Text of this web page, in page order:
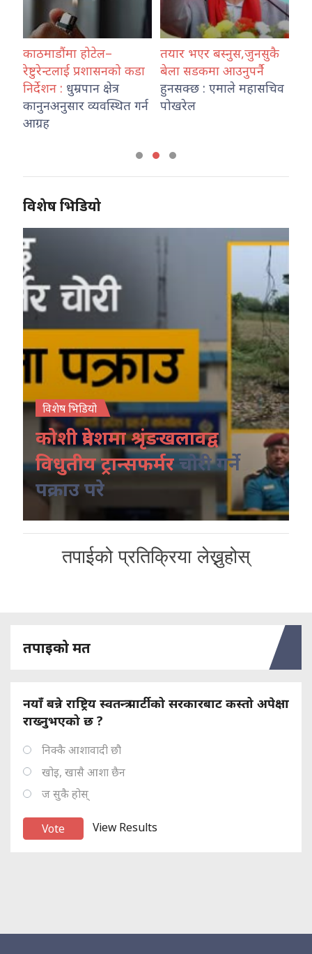
काठमाडौंमा होटेल–
रेष्टुरेन्टलाई प्रशासनको कडा
निर्देशन : धुम्रपान क्षेत्र
कानुनअनुसार व्यवस्थित गर्न
आग्रह
तयार भएर बस्नुस,जुनसुकै
बेला सडकमा आउनुपर्नै
हुनसक्छ : एमाले महासचिव
पोखरेल
विशेष भिडियो
विशेष भिडियो
कोशी प्रदेशमा श्रृंङखलावद्व
विधुतीय ट्रान्सफर्मरचोरी गर्ने
पक्राउ परे
तपाईको प्रतिक्रिया लेख्नुहोस्
तपाइको मत
नयाँ बन्ने राष्ट्रिय स्वतन्त्र पार्टीको सरकारबाट कस्तो अपेक्षा
राख्नुभएको छ ?
निक्कै आशावादी छौ
खोइ, खासै आशा छैन
ज सुकै होस्
View Results